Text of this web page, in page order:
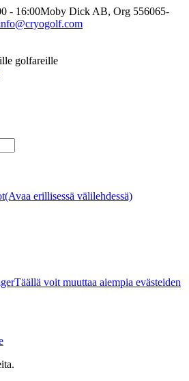
- 16:00Moby Dick AB, Org 556065-
golfareille
(Avaa erillisessä välilehdessä)
Täällä voit muuttaa aiempia evästeiden